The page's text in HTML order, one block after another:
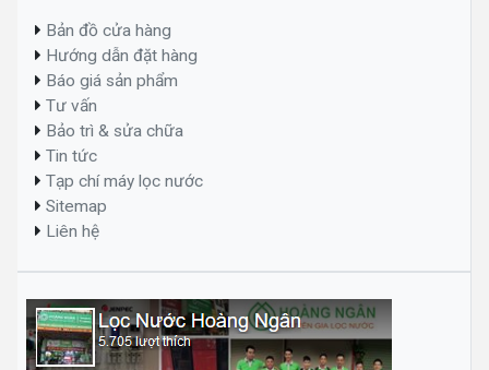
Bản đồ cửa hàng
Hướng dẫn đặt hàng
Báo giá sản phẩm
Tư vấn
Bảo trì & sửa chữa
Tin tức
Tạp chí máy lọc nước
Sitemap
Liên hệ